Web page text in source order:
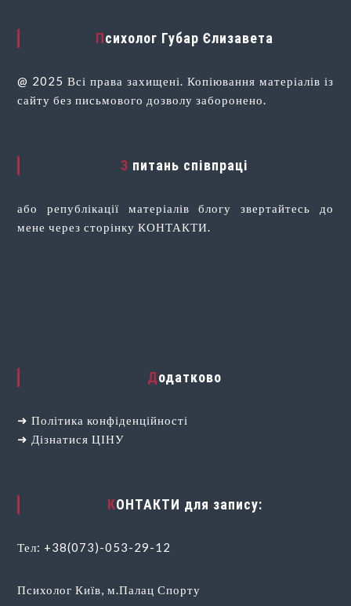
Психолог Губар Єлизавета
@ 2025 Всі права захищені. Копіювання матеріалів із
сайту без письмового дозволу заборонено.
З питань співпраці
або републікації матеріалів блогу звертайтесь до
мене через сторінку КОНТАКТИ.
Додатково
➜ Політика конфіденційності
➜ Дізнатися ЦІНУ
КОНТАКТИ для запису:
Тел: +38(073)-053-29-12
Психолог Київ, м.Палац Спорту